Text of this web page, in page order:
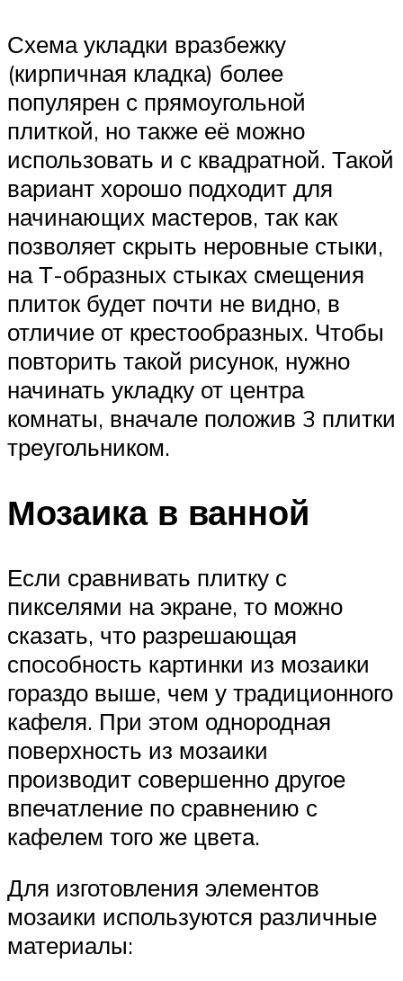
Схема укладки вразбежку
(кирпичная кладка) более
популярен с прямоугольной
плиткой, но также её можно
использовать и с квадратной. Такой
вариант хорошо подходит для
начинающих мастеров, так как
позволяет скрыть неровные стыки,
на Т-образных стыках смещения
плиток будет почти не видно, в
отличие от крестообразных. Чтобы
повторить такой рисунок, нужно
начинать укладку от центра
комнаты, вначале положив 3 плитки
треугольником.
Мозаика в ванной
Если сравнивать плитку с
пикселями на экране, то можно
сказать, что разрешающая
способность картинки из мозаики
гораздо выше, чем у традиционного
кафеля. При этом однородная
поверхность из мозаики
производит совершенно другое
впечатление по сравнению с
кафелем того же цвета.
Для изготовления элементов
мозаики используются различные
материалы: